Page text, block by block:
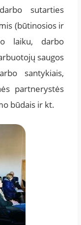
sutarties
(būtinosios ir
laiku, darbo
saugos
santykiais,
partnerystės
būdais ir kt.